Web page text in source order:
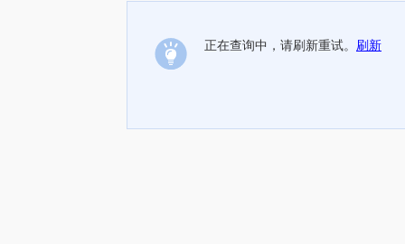
正在查询中，请刷新重试。 刷新